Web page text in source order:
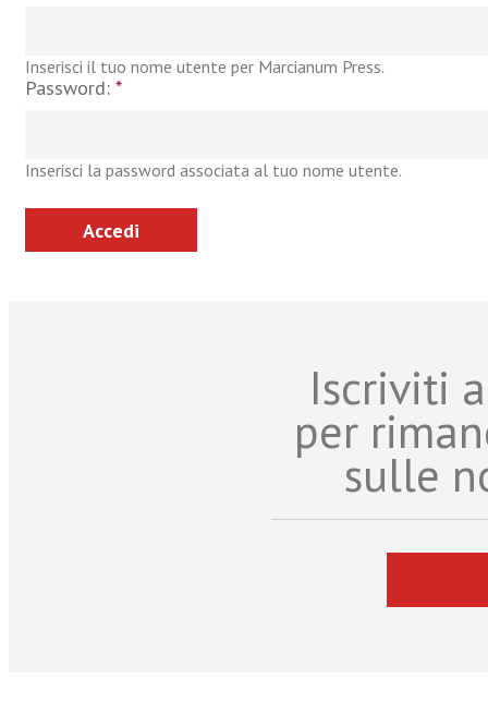
Inserisci il tuo nome utente per Marcianum Press.
Password: *
Inserisci la password associata al tuo nome utente.
Iscriviti
per
sulle